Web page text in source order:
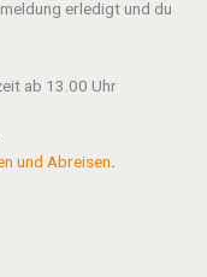
erledigt und du
ab 13.00 Uhr
und Abreisen.